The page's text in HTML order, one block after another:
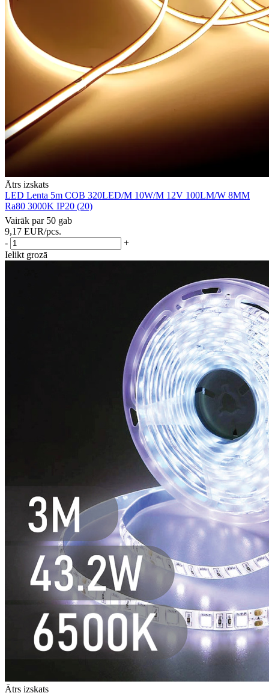
Ātrs izskats
LED Lenta 5m COB 320LED/M 10W/M 12V 100LM/W 8MM
Ra80 3000K IP20 (20)
Vairāk par 50 gab
9,17 EUR/pcs.
-
+
Ielikt grozā
Ātrs izskats